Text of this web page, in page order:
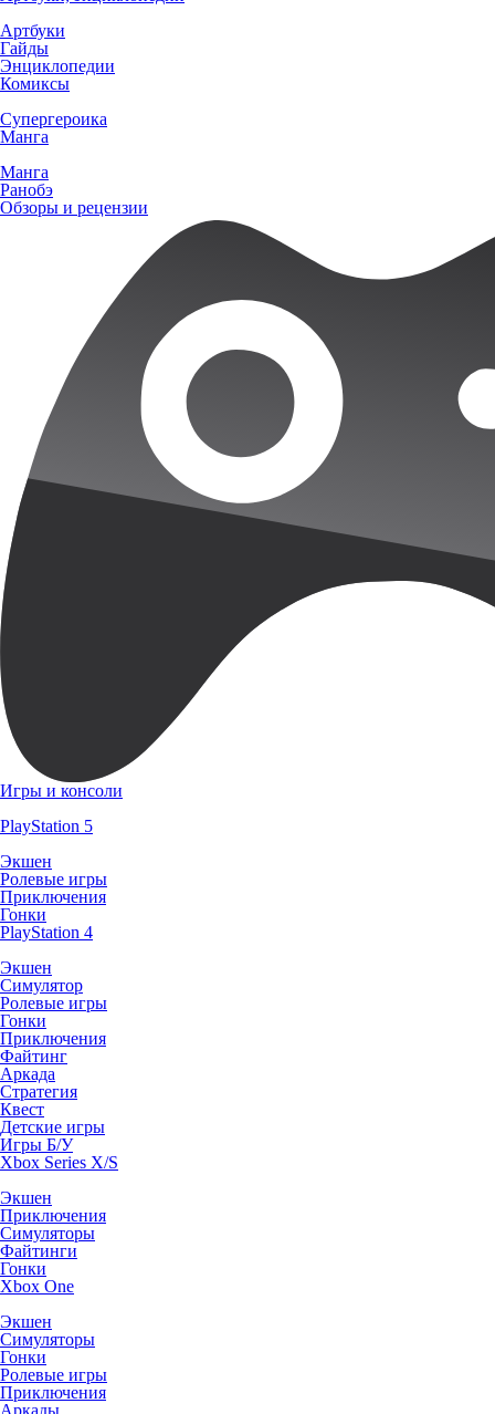
Артбуки
Гайды
Энциклопедии
Комиксы
Супергероика
Манга
Манга
Ранобэ
Обзоры и рецензии
Игры и консоли
PlayStation 5
Экшен
Ролевые игры
Приключения
Гонки
PlayStation 4
Экшен
Симулятор
Ролевые игры
Гонки
Приключения
Файтинг
Аркада
Стратегия
Квест
Детские игры
Игры Б/У
Xbox Series X/S
Экшен
Приключения
Симуляторы
Файтинги
Гонки
Xbox One
Экшен
Симуляторы
Гонки
Ролевые игры
Приключения
Аркады